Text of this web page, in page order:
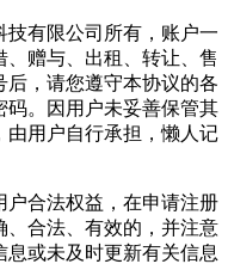
有限公司所有，账户一
赠与、出租、转让、售
，请您遵守本协议的各
码。因用户未妥善保管其
由用户自行承担，懒人记
户合法权益，在申请注册
、合法、有效的，并注意
或未及时更新有关信息